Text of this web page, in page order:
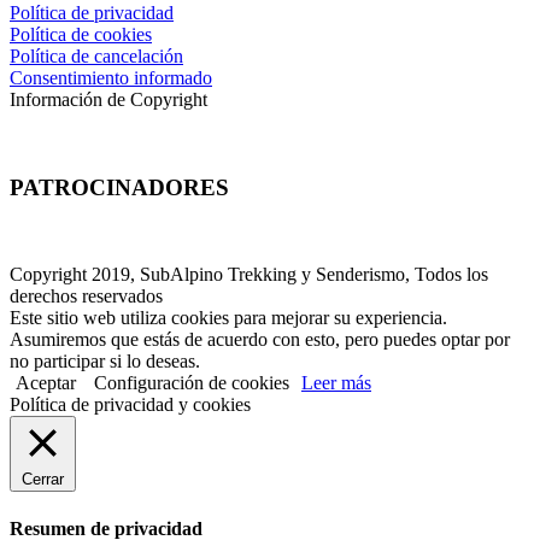
Política de privacidad
Política de cookies
Política de cancelación
Consentimiento informado
Información de Copyright
PATROCINADORES
Copyright 2019, SubAlpino Trekking y Senderismo, Todos los
derechos reservados
Este sitio web utiliza cookies para mejorar su experiencia.
Asumiremos que estás de acuerdo con esto, pero puedes optar por
no participar si lo deseas.
Aceptar
Configuración de cookies Leer más
Política de privacidad y cookies
Cerrar
Resumen de privacidad